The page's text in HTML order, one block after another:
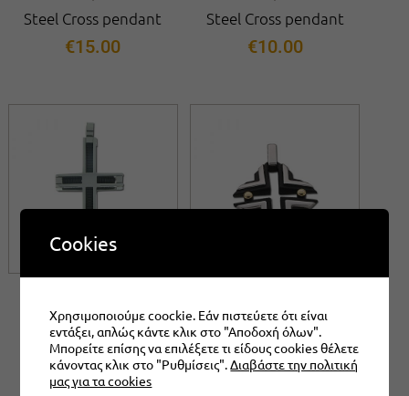
Steel Cross pendant
€15.00
Steel Cross pendant
€10.00
€14.00
Shape
€24.00
Cookies
Χρησιμοποιούμε coockie. Εάν πιστεύετε ότι είναι
εντάξει, απλώς κάντε κλικ στο "Αποδοχή όλων".
Μπορείτε επίσης να επιλέξετε τι είδους cookies θέλετε
κάνοντας κλικ στο "Ρυθμίσεις".Διαβάστε την πολιτική
μας για τα cookies